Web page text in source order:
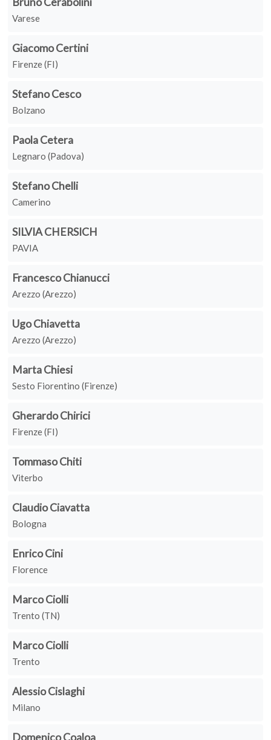
Varese
Giacomo Certini
Firenze (FI)
Stefano Cesco
Bolzano
Paola Cetera
Legnaro (Padova)
Stefano Chelli
Camerino
SILVIA CHERSICH
PAVIA
Francesco Chianucci
Arezzo (Arezzo)
Ugo Chiavetta
Arezzo (Arezzo)
Marta Chiesi
Sesto Fiorentino (Firenze)
Gherardo Chirici
Firenze (FI)
Tommaso Chiti
Viterbo
Claudio Ciavatta
Bologna
Enrico Cini
Florence
Marco Ciolli
Trento (TN)
Marco Ciolli
Trento
Alessio Cislaghi
Milano
Domenico Coaloa